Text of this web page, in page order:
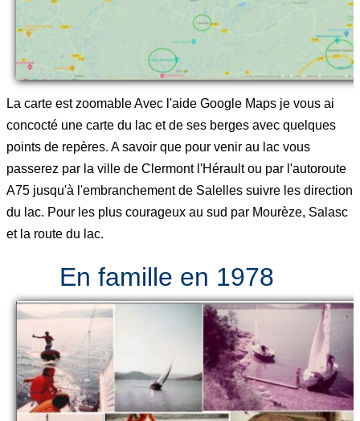
La carte est zoomable Avec l'aide Google Maps je vous ai
concocté une carte du lac et de ses berges avec quelques
points de repères. A savoir que pour venir au lac vous
passerez par la ville de Clermont l'Hérault ou par l'autoroute
A75 jusqu'à l'embranchement de Salelles suivre les direction
du lac. Pour les plus courageux au sud par Mourèze, Salasc
et la route du lac.
En famille en 1978